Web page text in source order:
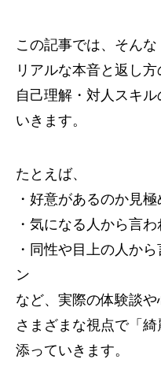
この記事では、そん
リアルな本音と返し
自己理解・対人スキ
いきます。
たとえば、
・好意があるのか見
・気になる人から言
・同性や目上の人か
ン
など、実際の体験談や
さまざまな視点で「
添っていきます。